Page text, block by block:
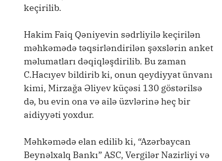
keçirilib.
Hakim Faiq Qəniyevin sədrliyilə keçirilən
məhkəmədə təqsirləndirilən şəxslərin anket
məlumatları dəqiqləşdirilib. Bu zaman
C.Hacıyev bildirib ki, onun qeydiyyat ünvanı
kimi, Mirzağa Əliyev küçəsi 130 göstərilsə
də, bu evin ona və ailə üzvlərinə heç bir
aidiyyəti yoxdur.
Məhkəmədə elan edilib ki, “Azərbaycan
Beynəlxalq Bankı” ASC, Vergilər Nazirliyi və